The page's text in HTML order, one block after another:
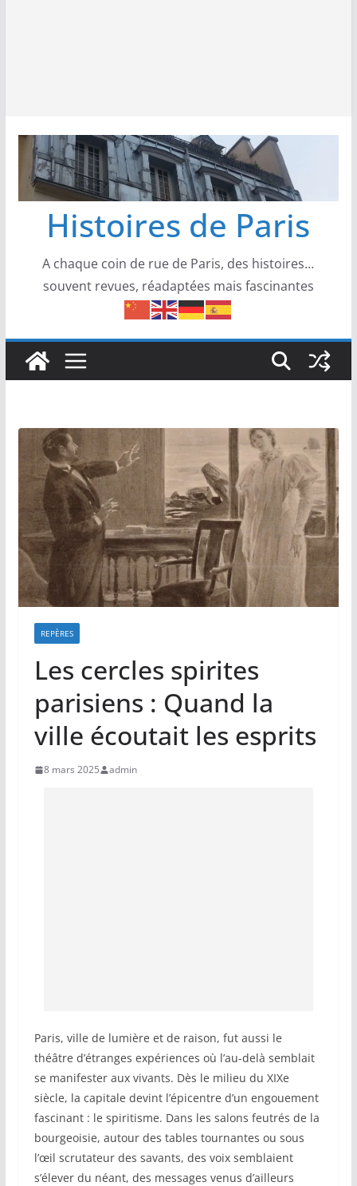
Histoires de Paris
A chaque coin de rue de Paris, des histoires…
souvent revues, réadaptées mais fascinantes
REPÈRES
Les cercles spirites
parisiens : Quand la
ville écoutait les esprits
8 mars 2025 admin
Paris, ville de lumière et de raison, fut aussi le
théâtre d’étranges expériences où l’au-delà semblait
se manifester aux vivants. Dès le milieu du XIXe
siècle, la capitale devint l’épicentre d’un engouement
fascinant : le spiritisme. Dans les salons feutrés de la
bourgeoisie, autour des tables tournantes ou sous
l’œil scrutateur des savants, des voix semblaient
s’élever du néant, des messages venus d’ailleurs